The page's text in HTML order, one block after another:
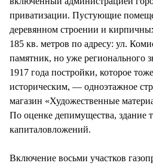
приватизации. Пустующие
деревянном строении и
185 кв. метров по адресу: ул.
памятник, но уже регионального
1917 года постройки, которое
историческим, — одноэтажное
магазин «Художественные
По оценке депимущества, здание
капиталовложений.
Включение восьми участков